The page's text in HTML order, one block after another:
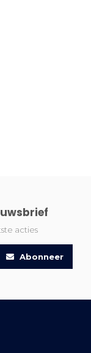
acties
Abonneer